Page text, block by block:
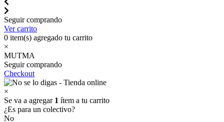
Seguir comprando
Ver carrito
0 item(s) agregado tu carrito
×
MUTMA
Seguir comprando
Checkout
×
Se va a agregar 1 ítem a tu carrito
¿Es para un colectivo?
No